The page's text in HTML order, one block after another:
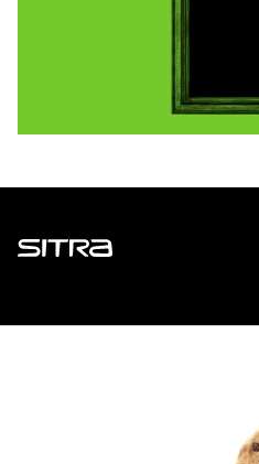
Sitra